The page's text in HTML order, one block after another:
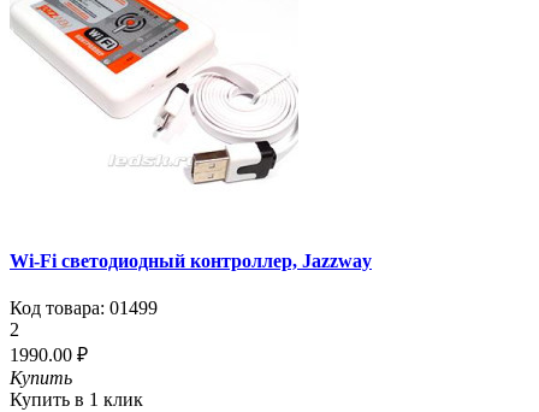
Wi-Fi светодиодный контроллер, Jazzway
Код товара: 01499
2
1990.00 ₽
Купить
Купить в 1 клик